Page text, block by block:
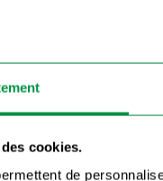
cookies.
de